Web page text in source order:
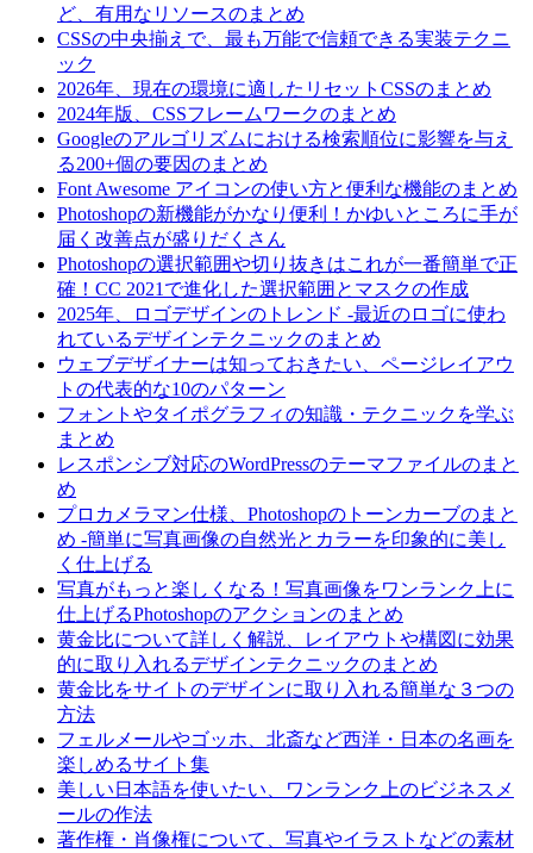
ど、有用なリソースのまとめ
CSSの中央揃えで、最も万能で信頼できる実装テクニ
ック
2026年、現在の環境に適したリセットCSSのまとめ
2024年版、CSSフレームワークのまとめ
Googleのアルゴリズムにおける検索順位に影響を与え
る200+個の要因のまとめ
Font Awesome アイコンの使い方と便利な機能のまとめ
Photoshopの新機能がかなり便利！かゆいところに手が
届く改善点が盛りだくさん
Photoshopの選択範囲や切り抜きはこれが一番簡単で正
確！CC 2021で進化した選択範囲とマスクの作成
2025年、ロゴデザインのトレンド -最近のロゴに使わ
れているデザインテクニックのまとめ
ウェブデザイナーは知っておきたい、ページレイアウ
トの代表的な10のパターン
フォントやタイポグラフィの知識・テクニックを学ぶ
まとめ
レスポンシブ対応のWordPressのテーマファイルのまと
め
プロカメラマン仕様、Photoshopのトーンカーブのまと
め -簡単に写真画像の自然光とカラーを印象的に美し
く仕上げる
写真がもっと楽しくなる！写真画像をワンランク上に
仕上げるPhotoshopのアクションのまとめ
黄金比について詳しく解説、レイアウトや構図に効果
的に取り入れるデザインテクニックのまとめ
黄金比をサイトのデザインに取り入れる簡単な３つの
方法
フェルメールやゴッホ、北斎など西洋・日本の名画を
楽しめるサイト集
美しい日本語を使いたい、ワンランク上のビジネスメ
ールの作法
著作権・肖像権について、写真やイラストなどの素材